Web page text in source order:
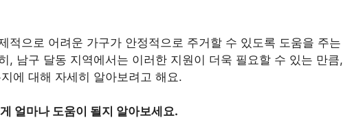
적으로 어려운 가구가 안정적으로 주거할 수 있도록 도움을 주는
, 남구 달동 지역에서는 이러한 지원이 더욱 필요할 수 있는 만큼,
에 대해 자세히 알아보려고 해요.
얼마나 도움이 될지 알아보세요.